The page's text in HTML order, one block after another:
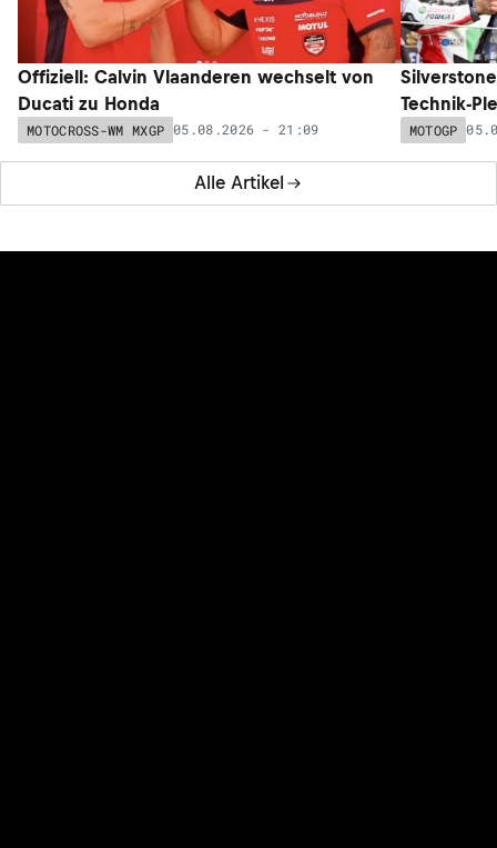
Alle Artikel
Offiziell: Calvin Vlaanderen wechselt von
Ducati zu Honda
MOTOCROSS-WM MXGP 05.08.2026 - 21:09
Technik-
MOTOGP